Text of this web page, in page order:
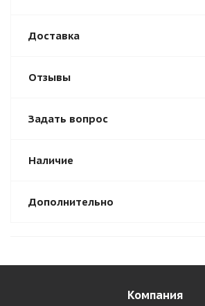
Доставка
Отзывы
Задать вопрос
Наличие
Дополнительно
Компания